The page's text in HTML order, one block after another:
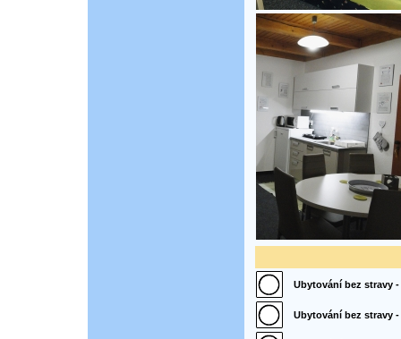
Ubytování bez stravy -
Ubytování bez stravy